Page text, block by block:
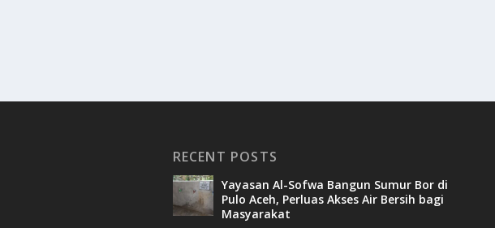
RECENT POSTS
Yayasan Al-Sofwa Bangun Sumur Bor di
Pulo Aceh, Perluas Akses Air Bersih bagi
Masyarakat